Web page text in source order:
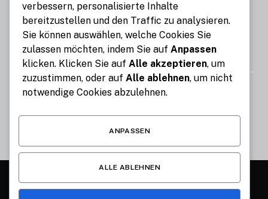
Wäschewagen Pflegeheim für
praktische Wäschelogistik und
sichere Abläufe
Wäschereiausstattung für effiziente
© 2026 Alle Rechte vorbehalten.Münchner Lebensstil
verbessern, personalisierte Inhalte
bereitzustellen und den Traffic zu analysieren.
Sie können auswählen, welche Cookies Sie
zulassen möchten, indem Sie auf Anpassen
klicken. Klicken Sie auf Alle akzeptieren, um
zuzustimmen, oder auf Alle ablehnen, um nicht
notwendige Cookies abzulehnen.
ANPASSEN
ALLE ABLEHNEN